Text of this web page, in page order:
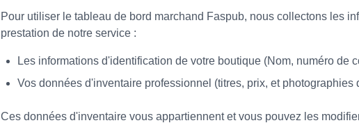
Pour utiliser le tableau de bord marchand Faspub, nous collectons les
prestation de notre service :
Les informations d'identification de votre boutique (Nom, numéro de
Vos données d'inventaire professionnel (titres, prix, et photographies
Ces données d'inventaire vous appartiennent et vous pouvez les